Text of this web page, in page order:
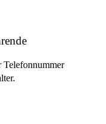
Telefonnummer